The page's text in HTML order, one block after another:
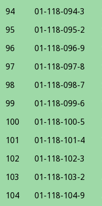
94
01-118-094-3
95
01-118-095-2
96
01-118-096-9
97
01-118-097-8
98
01-118-098-7
99
01-118-099-6
100
01-118-100-5
101
01-118-101-4
102
01-118-102-3
103
01-118-103-2
104
01-118-104-9